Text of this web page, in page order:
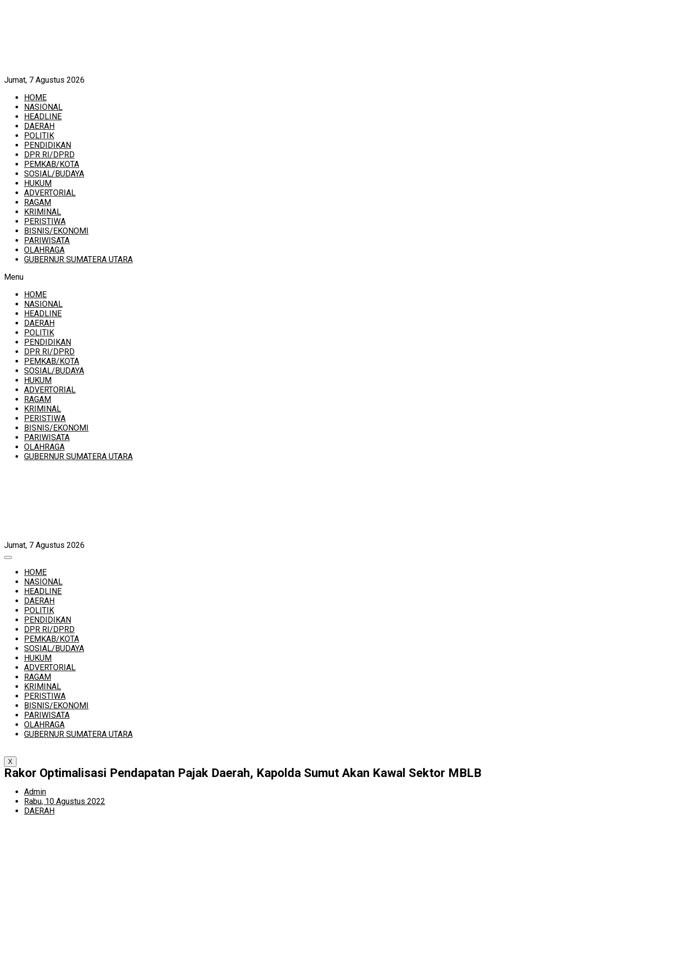
Jumat, 7 Agustus 2026
HOME
NASIONAL
HEADLINE
DAERAH
POLITIK
PENDIDIKAN
DPR RI/DPRD
PEMKAB/KOTA
SOSIAL/BUDAYA
HUKUM
ADVERTORIAL
RAGAM
KRIMINAL
PERISTIWA
BISNIS/EKONOMI
PARIWISATA
OLAHRAGA
GUBERNUR SUMATERA UTARA
Menu
HOME
NASIONAL
HEADLINE
DAERAH
POLITIK
PENDIDIKAN
DPR RI/DPRD
PEMKAB/KOTA
SOSIAL/BUDAYA
HUKUM
ADVERTORIAL
RAGAM
KRIMINAL
PERISTIWA
BISNIS/EKONOMI
PARIWISATA
OLAHRAGA
GUBERNUR SUMATERA UTARA
Jumat, 7 Agustus 2026
HOME
NASIONAL
HEADLINE
DAERAH
POLITIK
PENDIDIKAN
DPR RI/DPRD
PEMKAB/KOTA
SOSIAL/BUDAYA
HUKUM
ADVERTORIAL
RAGAM
KRIMINAL
PERISTIWA
BISNIS/EKONOMI
PARIWISATA
OLAHRAGA
GUBERNUR SUMATERA UTARA
X
Rakor Optimalisasi Pendapatan Pajak Daerah, Kapolda Sumut Akan Kawal Sektor MBLB
Admin
Rabu, 10 Agustus 2022
DAERAH